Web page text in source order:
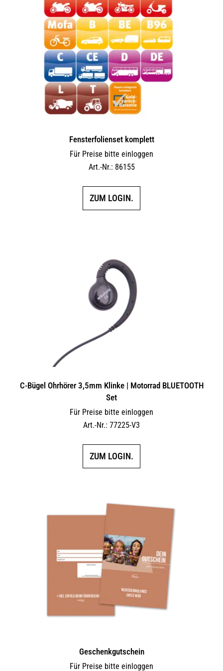
Fensterfolienset komplett
Für Preise bitte einloggen
Art.-Nr.: 86155
ZUM LOGIN.
C-Bügel Ohrhörer 3,5mm Klinke | Motorrad BLUETOOTH
Set
Für Preise bitte einloggen
Art.-Nr.: 77225-V3
ZUM LOGIN.
Geschenkgutschein
Für Preise bitte einloggen